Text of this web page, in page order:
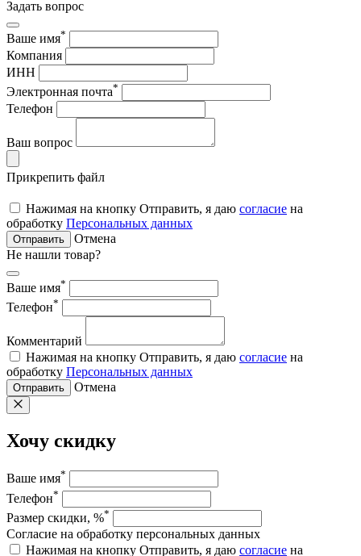
Задать вопрос
Ваше имя*
Компания
ИНН
Электронная почта*
Телефон
Ваш вопрос
Прикрепить файл
Нажимая на кнопку Отправить, я даю согласие на
обработку Персональных данных
Отправить
Отмена
Не нашли товар?
Ваше имя*
Телефон*
Комментарий
Нажимая на кнопку Отправить, я даю согласие на
обработку Персональных данных
Отправить Отмена
Хочу скидку
Ваше имя*
Телефон*
Размер скидки, %*
Согласие на обработку персональных данных
Нажимая на кнопку Отправить, я даю согласие на